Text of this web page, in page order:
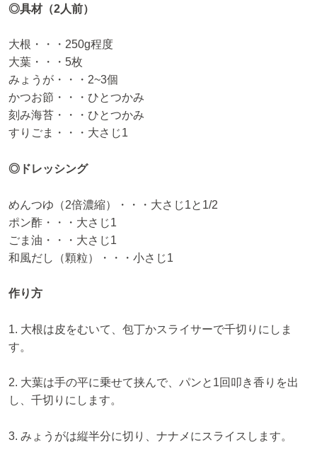
◎具材（2人前）
大根・・・250g程度
大葉・・・5枚
みょうが・・・2~3個
かつお節・・・ひとつかみ
刻み海苔・・・ひとつかみ
すりごま・・・大さじ1
◎ドレッシング
めんつゆ（2倍濃縮）・・・大さじ1と1/2
ポン酢・・・大さじ1
ごま油・・・大さじ1
和風だし（顆粒）・・・小さじ1
作り方
1. 大根は皮をむいて、包丁かスライサーで千切りにしま
す。
2. 大葉は手の平に乗せて挟んで、パンと1回叩き香りを出
し、千切りにします。
3. みょうがは縦半分に切り、ナナメにスライスします。